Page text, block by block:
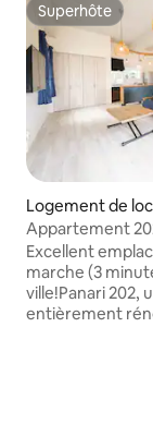
Superhôte
Superhôte
Logement de
kojima
Appartement
doubles,
pied du quartier
Excellent
marche (3
ville!Panari 202,
entièrement